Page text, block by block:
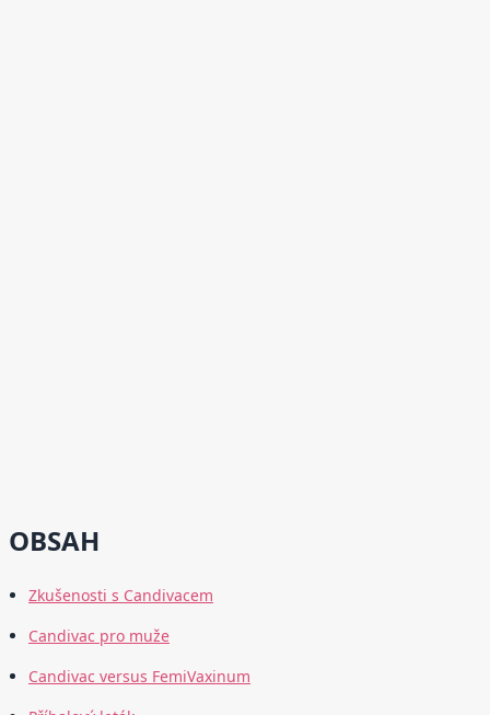
OBSAH
Zkušenosti s Candivacem
Candivac pro muže
Candivac versus FemiVaxinum